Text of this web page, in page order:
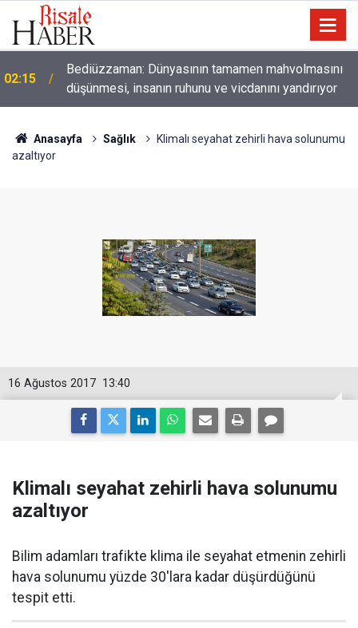
01:45 Paçalarını yerde sürünmeyecek şekilde yukarıda tut
Anasayfa Sağlık
Klimalı seyahat zehirli hava solunumu
azaltıyor
13:40
16 Ağustos 2017
Klimalı seyahat zehirli hava solunumu
azaltıyor
Bilim adamları trafikte klima ile seyahat etmenin zehirli
hava solunumu yüzde 30'lara kadar düşürdüğünü
tespit etti.